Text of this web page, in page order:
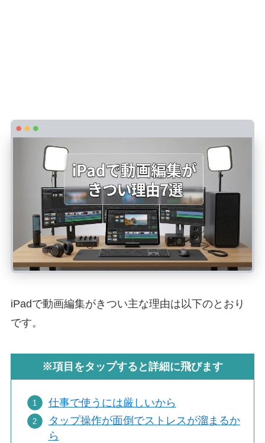
iPadで動画編集がきつい主な理由は以下のとおり
です。
※項目をタップすると詳細に飛びます
仕事で使うには厳しいから
タップ操作が面倒でストレスが溜まるか
ら